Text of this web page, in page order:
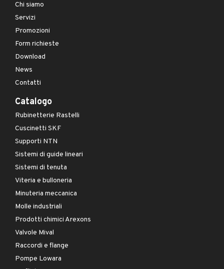
Chi siamo
Servizi
Promozioni
Form richieste
Download
News
Contatti
Catalogo
Rubinetterie Rastelli
Cuscinetti SKF
Supporti NTN
Sistemi di guide lineari
Sistemi di tenuta
Viteria e bulloneria
Minuteria meccanica
Molle industriali
Prodotti chimici Arexons
Valvole Mival
Raccordi e flange
Pompe Lowara